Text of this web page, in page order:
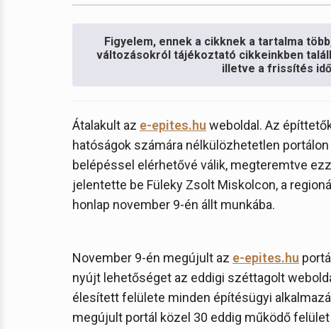
Figyelem, ennek a cikknek a tartalma
változásokról tájékoztató cikkeinkben
illetve a frissítés
Átalakult az e-epites.hu weboldal. Az
hatóságok számára nélkülözhetetlen
belépéssel elérhetővé válik, megteremtve
jelentette be Füleky Zsolt Miskolcon, a
honlap november 9-én állt munkába.
November 9-én megújult az e-epites.hu
nyújt lehetőséget az eddigi széttagolt
élesített felülete minden építésügyi
megújult portál közel 30 eddig működő